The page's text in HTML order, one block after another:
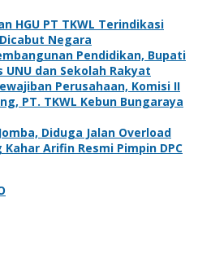
HGU PT TKWL Terindikasi
Negara
Pendidikan, Bupati
dan Sekolah Rakyat
Perusahaan, Komisi II
PT. TKWL Kebun Bungaraya
Diduga Jalan Overload
Arifin Resmi Pimpin DPC